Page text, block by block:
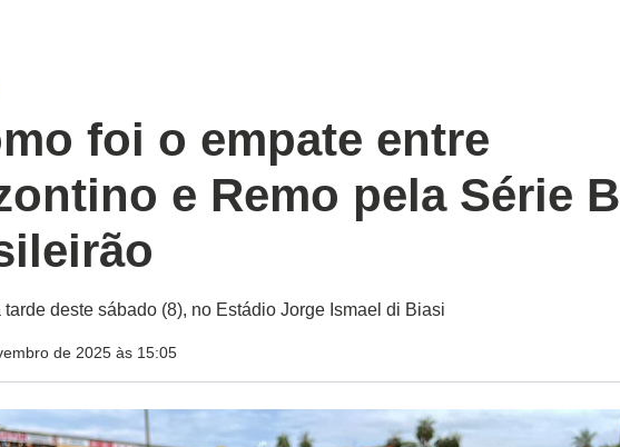
foi o empate entre
e Remo pela Série B
deste sábado (8), no Estádio Jorge Ismael di Biasi
de 2025 às 15:05